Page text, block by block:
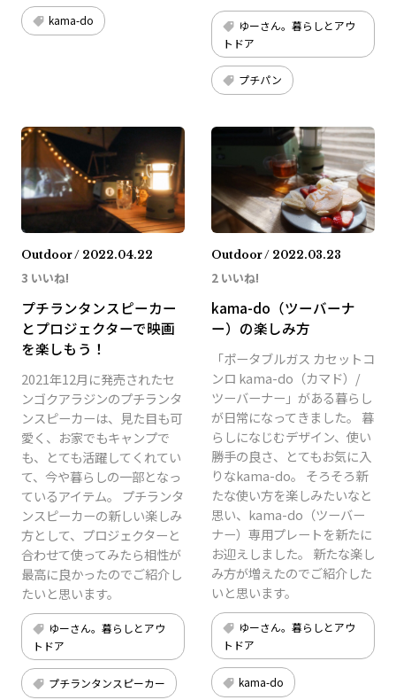
kama-do
ゆーさん。暮らしとアウ
トドア
プチパン
Outdoor / 2022.04.22
3 いいね!
プチランタンスピーカー
とプロジェクターで映画
を楽しもう！
2021年12月に発売されたセ
ンゴクアラジンのプチランタ
ンスピーカーは、見た目も可
愛く、お家でもキャンプで
も、とても活躍してくれてい
て、今や暮らしの一部となっ
ているアイテム。 プチランタ
ンスピーカーの新しい楽しみ
方として、プロジェクターと
合わせて使ってみたら相性が
最高に良かったのでご紹介し
たいと思います。
ゆーさん。暮らしとアウ
トドア
プチランタンスピーカー
Outdoor / 2022.03.23
2 いいね!
kama-do（ツーバーナ
ー）の楽しみ方
「ポータブルガス カセットコ
ンロ kama-do（カマド）/
ツーバーナー」がある暮らし
が日常になってきました。 暮
らしになじむデザイン、使い
勝手の良さ、とてもお気に入
りなkama-do。 そろそろ新
たな使い方を楽しみたいなと
思い、kama-do（ツーバー
ナー）専用プレートを新たに
お迎えしました。 新たな楽し
み方が増えたのでご紹介した
いと思います。
ゆーさん。暮らしとアウ
トドア
kama-do